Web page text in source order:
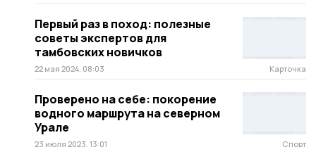
Первый раз в поход: полезные
советы экспертов для
тамбовских новичков
22 мая 2024, 08:03 Карточка
Проверено на себе: покорение
водного маршрута на северном
Урале
23 июля 2023, 13:01 Спорт